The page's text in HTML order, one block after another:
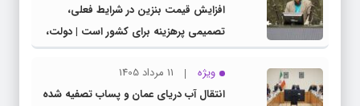
افزایش قیمت بنزین در شرایط فعلی،
تصمیمی پرهزینه برای کشور است | دولت،
قاچاق سوخت و عوامل اصلی ناترازی را
محدود کند، نه سفره مردم
ویژه
11 مرداد 1405
انتقال آب دریای عمان و پساب تصفیه شده